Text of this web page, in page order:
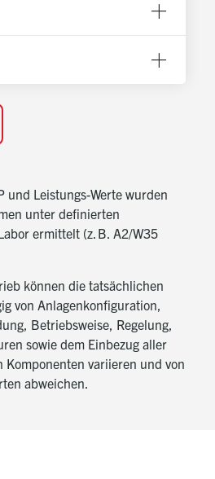
2 Heizkreisen
Heizsystem
einbindbar
Zeitsteuerung für flexible
Ready-, S0- und Modbus-
Energieverwertung
Heizstäben und
und hohe
Sicherheitsventile in der
und Leistungs-Werte wurden
unter definierten
ermittelt (z. B. A2/W35
können die tatsächlichen
von Anlagenkonfiguration,
Betriebsweise, Regelung,
sowie dem Einbezug aller
variieren und von
abweichen.